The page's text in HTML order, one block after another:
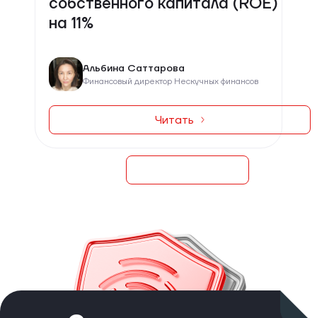
на 11%
Альбина Саттарова
Финансовый директор Нескучных финансов
Читать